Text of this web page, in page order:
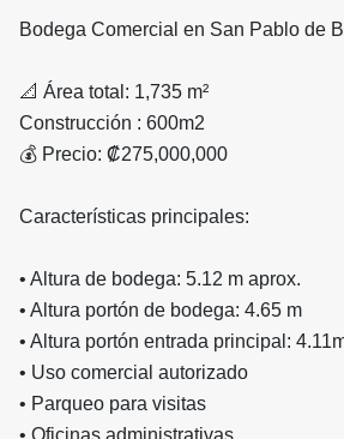
Bodega Comercial en San Pablo de
📐 Área total: 1,735 m²
Construcción : 600m2
💰 Precio: ₡275,000,000
Características principales:
• Altura de bodega: 5.12 m aprox.
• Altura portón de bodega: 4.65 m
• Altura portón entrada principal:
• Uso comercial autorizado
• Parqueo para visitas